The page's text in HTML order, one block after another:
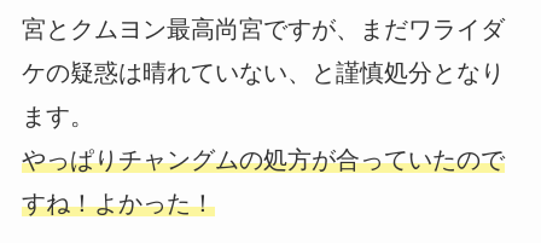
宮とクムヨン最高尚宮ですが、まだワライダ
ケの疑惑は晴れていない、と謹慎処分となり
ます。
やっぱりチャングムの処方が合っていたので
すね！よかった！